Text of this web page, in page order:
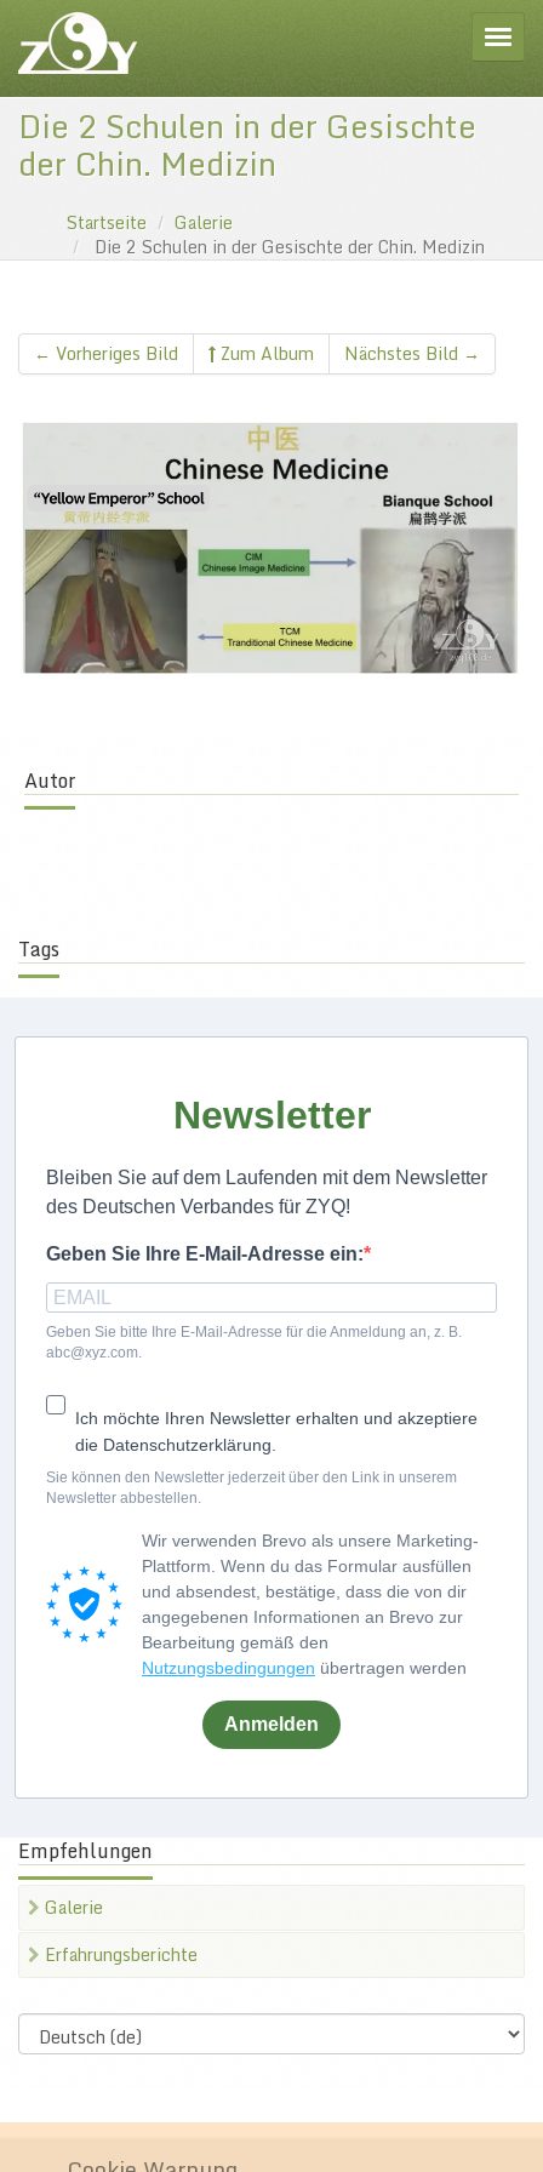
Die 2 Schulen in der Gesischte
der Chin. Medizin
Startseite
Galerie
Die 2 Schulen in der Gesischte der Chin. Medizin
← Vorheriges Bild Zum Album Nächstes Bild →
Autor
Tags
Newsletter
Bleiben Sie auf dem Laufenden mit dem Newsletter
des Deutschen Verbandes für ZYQ!
Geben Sie Ihre E-Mail-Adresse ein:
Geben Sie bitte Ihre E-Mail-Adresse für die Anmeldung an, z. B.
abc@xyz.com.
Ich möchte Ihren Newsletter erhalten und akzeptiere
die Datenschutzerklärung.
Sie können den Newsletter jederzeit über den Link in unserem
Newsletter abbestellen.
Wir verwenden Brevo als unsere Marketing-
Plattform. Wenn du das Formular ausfüllen
und absendest, bestätige, dass die von dir
angegebenen Informationen an Brevo zur
Bearbeitung gemäß den
Nutzungsbedingungen übertragen werden
Anmelden
Empfehlungen
Galerie
Erfahrungsberichte
Select
language